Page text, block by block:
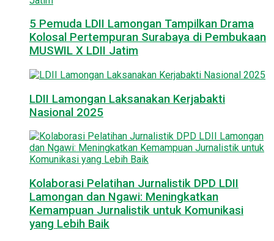
5 Pemuda LDII Lamongan Tampilkan Drama
Kolosal Pertempuran Surabaya di Pembukaan
MUSWIL X LDII Jatim
LDII Lamongan Laksanakan Kerjabakti
Nasional 2025
Kolaborasi Pelatihan Jurnalistik DPD LDII
Lamongan dan Ngawi: Meningkatkan
Kemampuan Jurnalistik untuk Komunikasi
yang Lebih Baik